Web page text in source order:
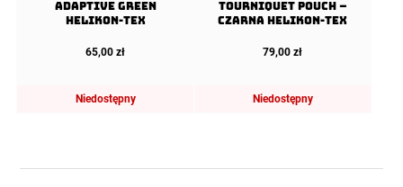
Adaptive Green
Helikon-Tex
65,00zł
Niedostępny
Tourniquet Pouch –
Czarna Helikon-Tex
79,00zł
Niedostępny